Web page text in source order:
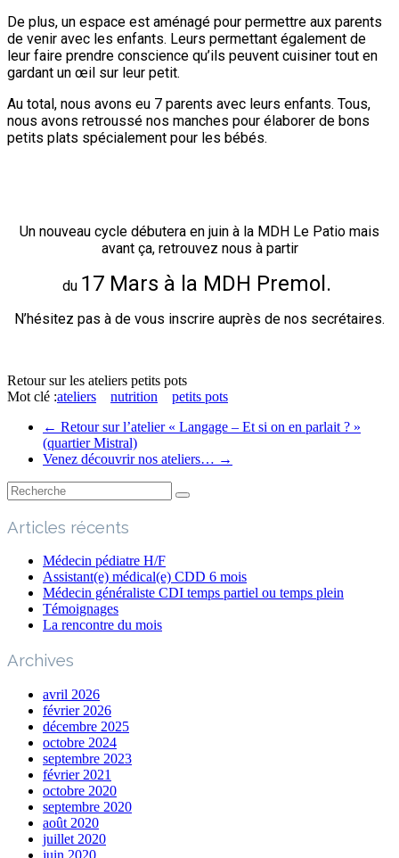
De plus, un espace est aménagé pour permettre aux parents
de venir avec les enfants. Leurs permettant également de
leur faire prendre conscience qu’ils peuvent cuisiner tout en
gardant un œil sur leur petit.
Au total, nous avons eu 7 parents avec leurs enfants. Tous,
nous avons retroussé nos manches pour élaborer de bons
petits plats spécialement pour les bébés.
Un nouveau cycle débutera en juin à la MDH Le Patio mais
avant ça, retrouvez nous à partir
du 17 Mars à la MDH Premol.
N’hésitez pas à de vous inscrire auprès de nos secrétaires.
Retour sur les ateliers petits pots
Mot clé :ateliers nutrition
petits pots
← Retour sur l’atelier « Langage – Et si on en parlait ? »
(quartier Mistral)
Venez découvrir nos ateliers… →
Articles récents
Médecin pédiatre H/F
Assistant(e) médical(e) CDD 6 mois
Médecin généraliste CDI temps partiel ou temps plein
Témoignages
La rencontre du mois
Archives
avril 2026
février 2026
décembre 2025
octobre 2024
septembre 2023
février 2021
octobre 2020
septembre 2020
août 2020
juillet 2020
juin 2020